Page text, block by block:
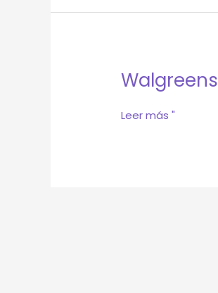
Walgreens
Walgreens
Leer más "